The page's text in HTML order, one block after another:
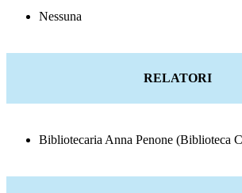
Nessuna
RELATORI
Bibliotecaria Anna Penone (Biblioteca